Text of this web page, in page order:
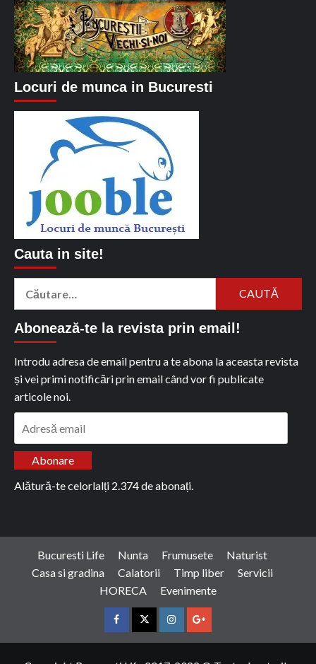
Locuri de munca in Bucuresti
Cauta in site!
Abonează-te la revista prin email!
Introdu adresa de email pentru a te abona la aceasta revista
și vei primi notificări prin email când vor fi publicate
articole noi.
Abonare
Alătură-te celorlalți 2.374 de abonați.
Bucuresti Life Nunta Frumusete
Naturist
Casa si gradina
Calatorii Timp liber
Servicii
HORECA
Evenimente
FacebookTwitterInstagramGoogle